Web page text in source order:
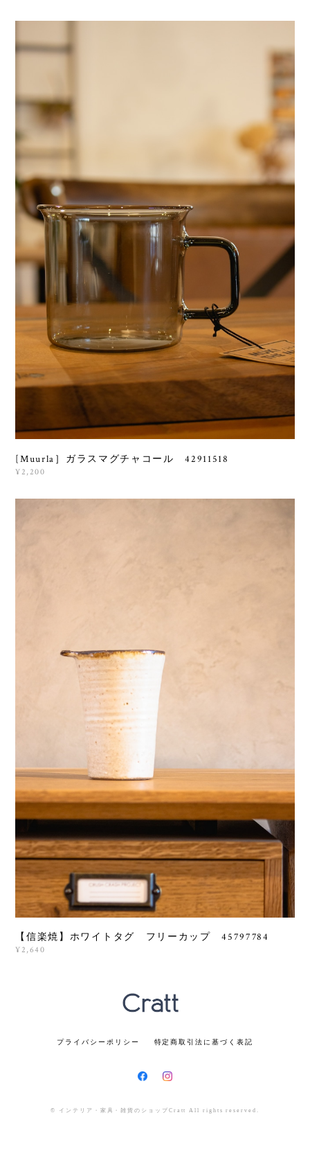
[Muurla］ガラスマグチャコール 42911518
¥2,200
【信楽焼】ホワイトタグ フリーカップ 45797784
¥2,640
プライバシーポリシー 特定商取引法に基づく表記
© インテリア・家具・雑貨のショップCratt All rights reserved.